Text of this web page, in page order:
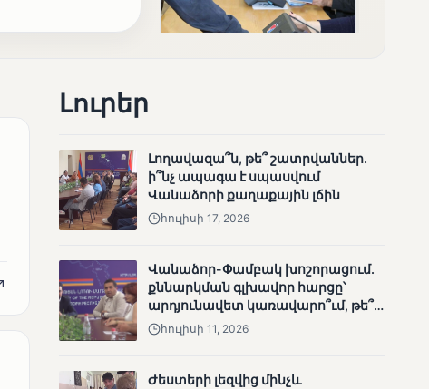
տեղամասերի
արդյունքները
ՄՈՒՆԵՏԻԿ
Լուրեր
Լողավազա՞ն, թե՞ շատրվաններ.
ի՞նչ ապագա է սպասվում
Վանաձորի քաղաքային լճին
հուլիսի 17, 2026
Վանաձոր-Փամբակ խոշորացում.
քննարկման գլխավոր հարցը՝
արդյունավետ կառավարո՞ւմ, թե՞
քաղաքական նպատակ
հուլիսի 11, 2026
Ժեստերի լեզվից մինչև